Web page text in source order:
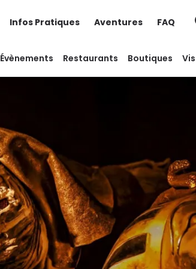
Évènements Restaurants Boutiques
Infos Pratiques Aventures FAQ